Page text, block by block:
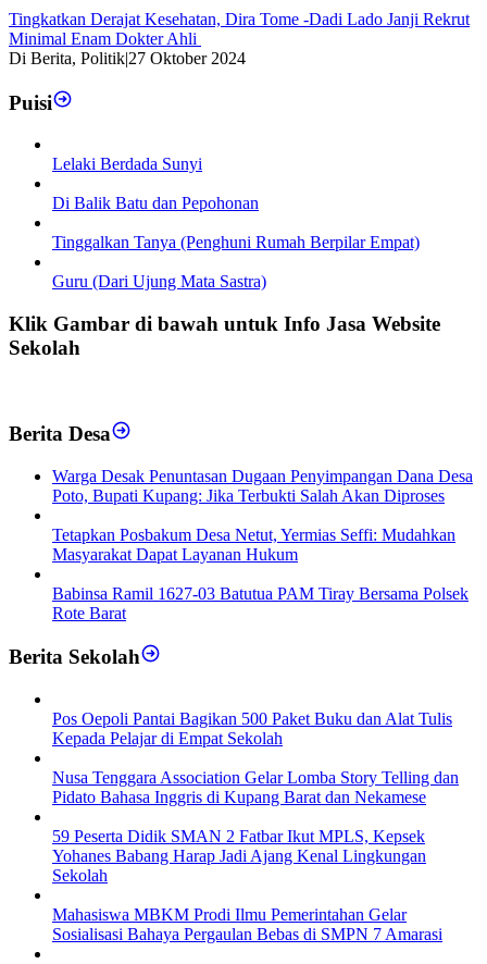
Tingkatkan Derajat Kesehatan, Dira Tome -Dadi Lado Janji Rekrut
Minimal Enam Dokter Ahli
Di Berita, Politik|27 Oktober 2024
Puisi
Lelaki Berdada Sunyi
Di Balik Batu dan Pepohonan
Tinggalkan Tanya (Penghuni Rumah Berpilar Empat)
Guru (Dari Ujung Mata Sastra)
Klik Gambar di bawah untuk Info Jasa Website
Sekolah
Berita Desa
‎Warga Desak Penuntasan Dugaan Penyimpangan Dana Desa
Poto, Bupati Kupang: Jika Terbukti Salah Akan Diproses
Tetapkan Posbakum Desa Netut, Yermias Seffi: Mudahkan
Masyarakat Dapat Layanan Hukum
Babinsa Ramil 1627-03 Batutua PAM Tiray Bersama Polsek
Rote Barat
Berita Sekolah
Pos Oepoli Pantai Bagikan 500 Paket Buku dan Alat Tulis
Kepada Pelajar di Empat Sekolah
Nusa Tenggara Association Gelar Lomba Story Telling dan
Pidato Bahasa Inggris di Kupang Barat dan Nekamese
59 Peserta Didik SMAN 2 Fatbar Ikut MPLS, Kepsek
Yohanes Babang Harap Jadi Ajang Kenal Lingkungan
Sekolah
Mahasiswa MBKM Prodi Ilmu Pemerintahan Gelar
Sosialisasi Bahaya Pergaulan Bebas di SMPN 7 Amarasi